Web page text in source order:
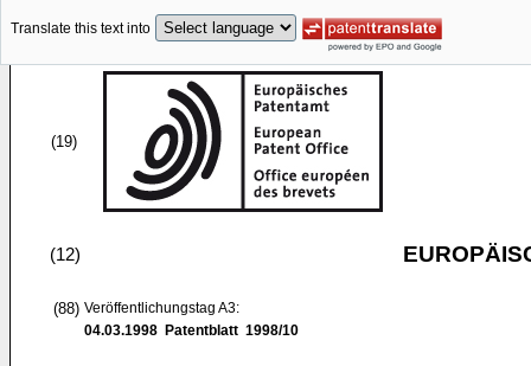
Translate this text into
(19)
(12)
(88) Veröffentlichungstag A3:
04.03.1998 Patentblatt 1998/10